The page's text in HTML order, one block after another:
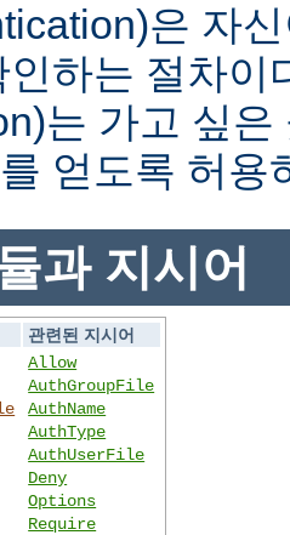
은 자
하는 절차이
는 가고 싶
얻도록 허용
과 지시어
관련된 지시어
Allow
AuthGroupFile
AuthName
AuthType
AuthUserFile
Deny
Options
Require